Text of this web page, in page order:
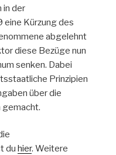
in der
eine Kürzung des
abgelehnt
diese Bezüge nun
senken. Dabei
Prinzipien
über die
gemacht.
du hier. Weitere